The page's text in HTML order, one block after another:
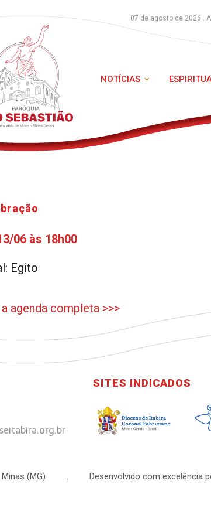
07 de agosto de 2026 .
NOTÍCIAS
06 às 18h00
Egito
agenda completa >>>
SITES INDICADOS
de Minas (MG) . Desenvolvido com excelência